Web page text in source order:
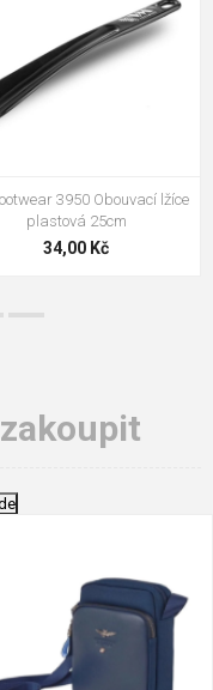
Footwear 3102 Tkaničky
ploché
18,70 Kč